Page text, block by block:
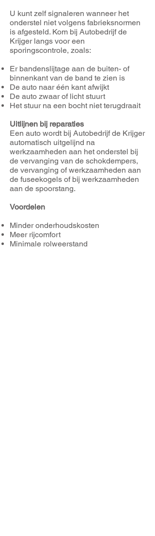
U kunt zelf signaleren wanneer het
onderstel niet volgens fabrieksnormen
is afgesteld. Kom bij Autobedrijf de
Krijger langs voor een
sporingscontrole, zoals:
Er bandenslijtage aan de buiten- of
binnenkant van de band te zien is
De auto naar één kant afwijkt
De auto zwaar of licht stuurt
Het stuur na een bocht niet terugdraait
Uitlijnen bij reparaties
Een auto wordt bij Autobedrijf de Krijger
automatisch uitgelijnd na
werkzaamheden aan het onderstel bij
de vervanging van de schokdempers,
de vervanging of werkzaamheden aan
de fuseekogels of bij werkzaamheden
aan de spoorstang.
Voordelen
Minder onderhoudskosten
Meer rijcomfort
Minimale rolweerstand